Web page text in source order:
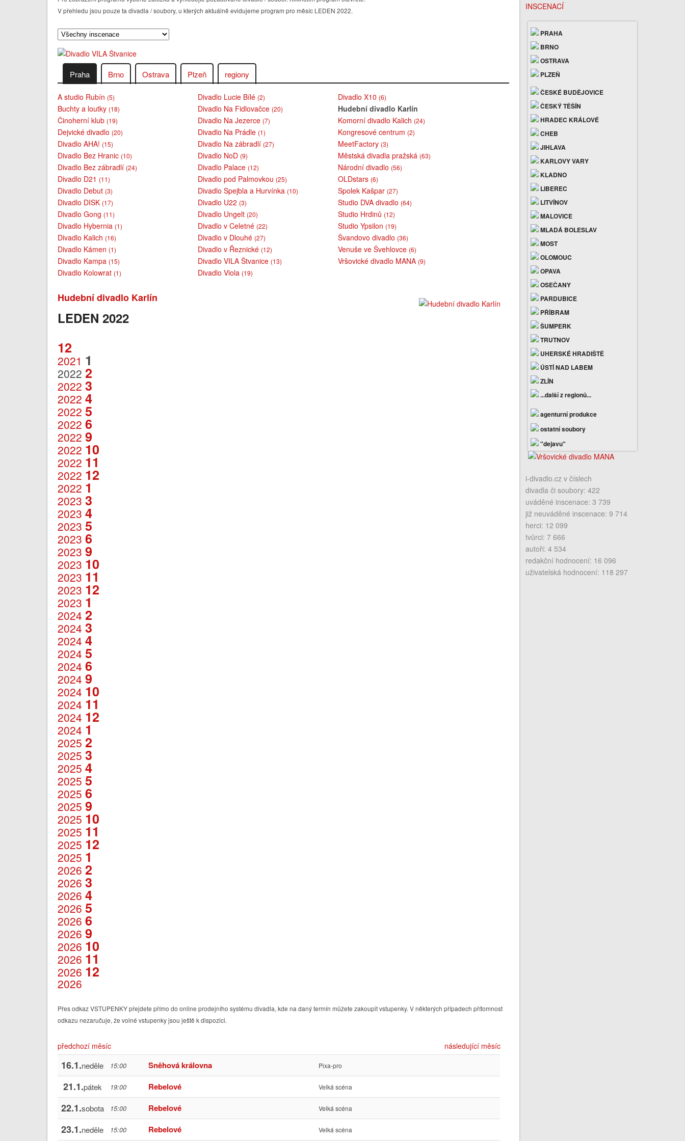
V přehledu jsou pouze ta divadla / soubory, u kterých aktuálně evidujeme program pro měsíc LEDEN 2022.
Praha Brno Ostrava Plzeň regiony
A studio Rubín(5)
Buchty a loutky(18)
Činoherní klub(19)
Dejvické divadlo(20)
Divadlo AHA!(15)
Divadlo Bez Hranic(10)
Divadlo Bez zábradlí(24)
Divadlo D21(11)
Divadlo Debut(3)
Divadlo DISK(17)
Divadlo Gong(11)
Divadlo Hybernia(1)
Divadlo Kalich(16)
Divadlo Kámen(1)
Divadlo Kampa(15)
Divadlo Kolowrat(1)
Divadlo Lucie Bílé(2)
Divadlo Na Fidlovačce(20)
Divadlo Na Jezerce(7)
Divadlo Na Prádle(1)
Divadlo Na zábradlí(27)
Divadlo NoD(9)
Divadlo Palace(12)
Divadlo pod Palmovkou(25)
Divadlo Spejbla a Hurvínka(10)
Divadlo U22(3)
Divadlo Ungelt(20)
Divadlo v Celetné(22)
Divadlo v Dlouhé(27)
Divadlo v Řeznické(12)
Divadlo VILA Štvanice(13)
Divadlo Viola(19)
Divadlo X10(6)
Hudební divadlo Karlín
Komorní divadlo Kalich(24)
Kongresové centrum(2)
MeetFactory(3)
Městská divadla pražská(63)
Národní divadlo(56)
OLDstars(6)
Spolek Kašpar(27)
Studio DVA divadlo(64)
Studio Hrdinů(12)
Studio Ypsilon(19)
Švandovo divadlo(36)
Venuše ve Švehlovce(6)
Vršovické divadlo MANA(9)
Hudební divadlo Karlín
LEDEN 2022
12
2021 1
2022 2
2022 3
2022 4
2022 5
2022 6
2022 9
2022 10
2022 11
2022 12
2022 1
2023 3
2023 4
2023 5
2023 6
2023 9
2023 10
2023 11
2023 12
2023 1
2024 2
2024 3
2024 4
2024 5
2024 6
2024 9
2024 10
2024 11
2024 12
2024 1
2025 2
2025 3
2025 4
2025 5
2025 6
2025 9
2025 10
2025 11
2025 12
2025 1
2026 2
2026 3
2026 4
2026 5
2026 6
2026 9
2026 10
2026 11
2026 12
2026
Přes odkaz VSTUPENKY přejdete přímo do online prodejního systému divadla, kde na daný termín můžete zakoupit vstupenky. V některých případech přítomnost
odkazu nezaručuje, že volné vstupenky jsou ještě k dispozici.
předchozí měsíc následující měsíc
16.1.neděle 15:00 Sněhová královna Pixa-pro
21.1.pátek 19:00 Rebelové Velká scéna
22.1.sobota 15:00 Rebelové Velká scéna
23.1.neděle 15:00 Rebelové Velká scéna
INSCENACÍ
PRAHA
BRNO
OSTRAVA
PLZEŇ
ČESKÉ BUDĚJOVICE
ČESKÝ TĚŠÍN
HRADEC KRÁLOVÉ
CHEB
JIHLAVA
KARLOVY VARY
KLADNO
LIBEREC
LITVÍNOV
MALOVICE
MLADÁ BOLESLAV
MOST
OLOMOUC
OPAVA
OSEČANY
PARDUBICE
PŘÍBRAM
ŠUMPERK
TRUTNOV
UHERSKÉ HRADIŠTĚ
ÚSTÍ NAD LABEM
ZLÍN
...další z regionů...
agenturní produkce
ostatní soubory
"dejavu"
i-divadlo.cz v číslech
divadla či soubory: 422
uváděné inscenace: 3 739
již neuváděné inscenace: 9 714
herci: 12 099
tvůrci: 7 666
autoři: 4 534
redakční hodnocení: 16 096
uživatelská hodnocení: 118 297